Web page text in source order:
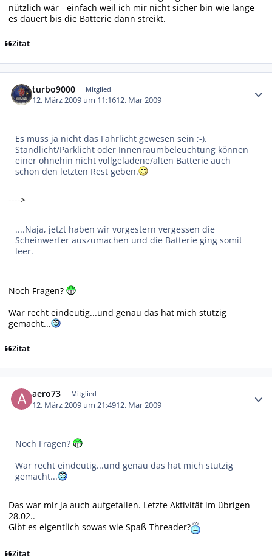
nützlich wär - einfach weil ich mir nicht sicher bin wie lange
es dauert bis die Batterie dann streikt.
Zitat
turbo9000 Mitglied
12. März 2009 um 11:1612. Mar 2009
Es muss ja nicht das Fahrlicht gewesen sein ;-).
Standlicht/Parklicht oder Innenraumbeleuchtung können
einer ohnehin nicht vollgeladene/alten Batterie auch
schon den letzten Rest geben.
---->
....Naja, jetzt haben wir vorgestern vergessen die
Scheinwerfer auszumachen und die Batterie ging somit
leer.
Noch Fragen?
War recht eindeutig...und genau das hat mich stutzig
gemacht...
Zitat
aero73 Mitglied
12. März 2009 um 21:4912. Mar 2009
Noch Fragen?
War recht eindeutig...und genau das hat mich stutzig
gemacht...
Das war mir ja auch aufgefallen. Letzte Aktivität im übrigen
28.02..
Gibt es eigentlich sowas wie Spaß-Threader?
Zitat